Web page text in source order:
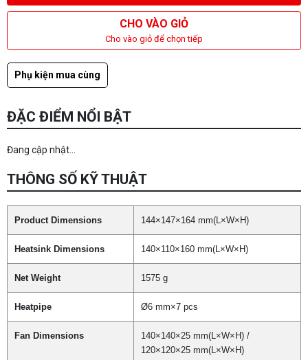
CHO VÀO GIỎ
Cho vào giỏ để chọn tiếp
Phụ kiện mua cùng
ĐẶC ĐIỂM NỔI BẬT
Đang cập nhật...
THÔNG SỐ KỸ THUẬT
Product Dimensions 144×147×164 mm(L×W×H)
Heatsink Dimensions 140×110×160 mm(L×W×H)
Net Weight 1575 g
Heatpipe Ø6 mm×7 pcs
Fan Dimensions
140×140×25 mm(L×W×H) /
120×120×25 mm(L×W×H)